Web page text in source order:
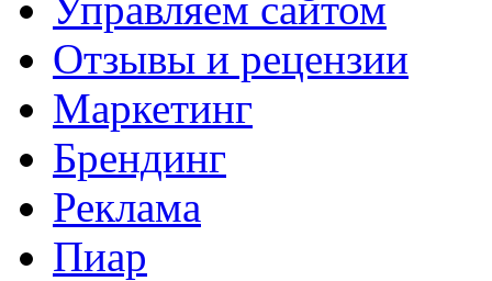
Отзывы и рецензии
Маркетинг
Брендинг
Реклама
Пиар